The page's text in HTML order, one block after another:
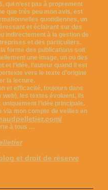
qui n’est pas à proprement
que très peu mon avis, est
quotidiennes, un
et éclairant sur des
indirectement à la gestion de
et des particuliers.
forme des publications soit
une image, un ou des
l’idée, l’auteur quand il est
vers le texte d’origine
la lecture.
et efficacité, toujours dans
web), les textes évoluent, ils
l’idée principale.
via mon compte de veilles en
à tous …
et droit de réserve